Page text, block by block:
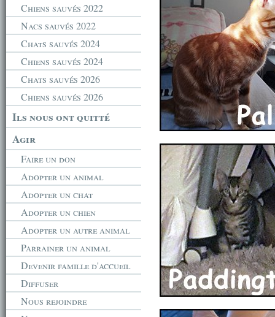
Chiens sauvés 2022
Nacs sauvés 2022
Chats sauvés 2024
Chiens sauvés 2024
Chats sauvés 2026
Chiens sauvés 2026
Ils nous ont quitté
Agir
Faire un don
Adopter un animal
Adopter un chat
Adopter un chien
Adopter un autre animal
Parrainer un animal
Devenir famille d'accueil
Diffuser
Nous rejoindre